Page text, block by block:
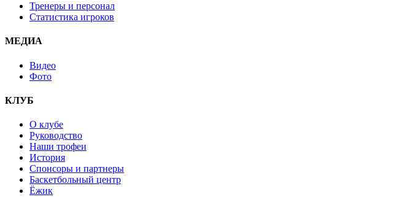
Тренеры и персонал
Статистика игроков
МЕДИА
Видео
Фото
КЛУБ
О клубе
Руководство
Наши трофеи
История
Спонсоры и партнеры
Баскетбольный центр
Ёжик